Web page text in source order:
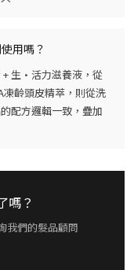
用嗎？
生·活力滋養液，從
凍齡頭皮精萃，則從洗
配方邏輯一致，疊加
嗎？
我們的髮品顧問